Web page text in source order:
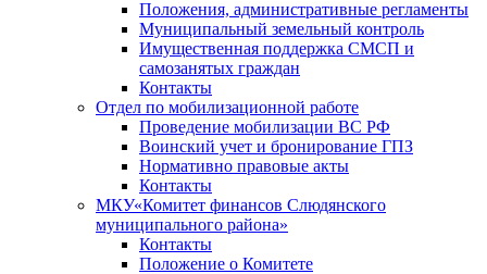
Положения, административные регламенты
Муниципальный земельный контроль
Имущественная поддержка СМСП и
самозанятых граждан
Контакты
Отдел по мобилизационной работе
Проведение мобилизации ВС РФ
Воинский учет и бронирование ГПЗ
Нормативно правовые акты
Контакты
МКУ«Комитет финансов Слюдянского
муниципального района»
Контакты
Положение о Комитете